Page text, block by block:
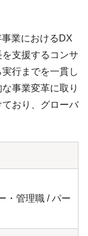
業におけるDX
支援するコンサ
行までを一貫し
事業変革に取り
おり、グローバ
・管理職 / パー